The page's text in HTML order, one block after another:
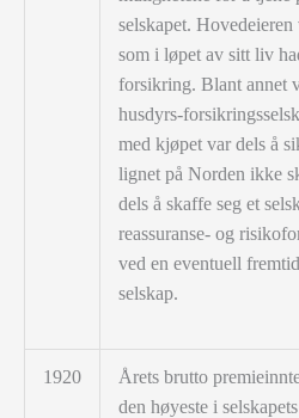
selskapet.
som i løpet av sitt liv
forsikring. Blant annet
husdyrs-
med kjøpet var dels å
lignet på Norden ikke
dels å skaffe seg et
reassuranse- og
ved en eventuell
selskap.
1920
Årets brutto
den høyeste i